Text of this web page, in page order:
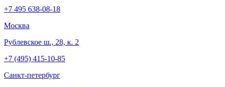
+7 495 638-08-18
Москва
Рублевское ш., 28, к. 2
+7 (495) 415-10-85
Cанкт-петербург